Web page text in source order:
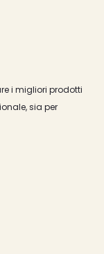
i migliori prodotti
sia per